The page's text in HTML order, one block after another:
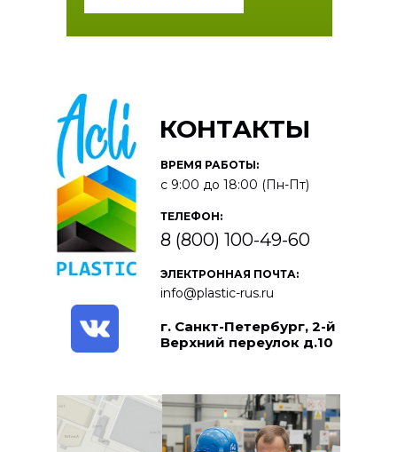
КОНТАКТЫ
ВРЕМЯ РАБОТЫ:
ТЕЛЕФОН:
ЭЛЕКТРОННАЯ ПОЧТА:
г. Санкт-Петербург, 2-й
Верхний переулок д.10
с 9:00 до 18:00 (Пн-Пт)
8 (800) 100-49-60
info@plastic-rus.ru